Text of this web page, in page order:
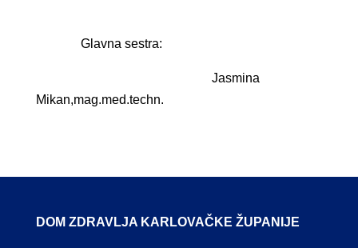
Glavna sestra:
Jasmina
Mikan,mag.med.techn.
DOM ZDRAVLJA KARLOVAČKE ŽUPANIJE